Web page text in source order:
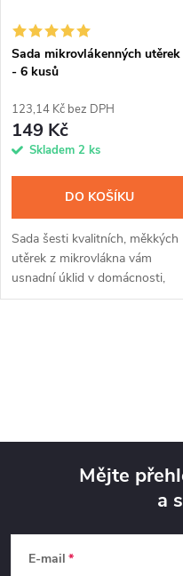
í
p
r
o
u
k
s
p
r
o
d
u
k
Sada mikrovlákenných utěrek
- 6 kusů
123,14 Kč bez DPH
149 Kč
Skladem 2 ks
DO KOŠÍKU
Sada šesti kvalitních, měkkých
utěrek z mikrovlákna vám
usnadní úklid v domácnosti,
péči o automobil, motorku
a
Mějte
a
E-mail